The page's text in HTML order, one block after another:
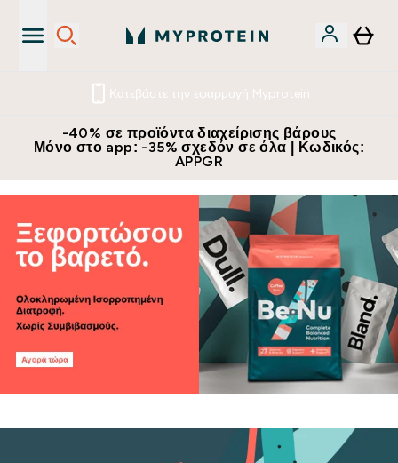
Κατεβάστε την εφαρμογή Myprotein
-40% σε προϊόντα διαχείρισης βάρους
Μόνο στο app: -35% σχεδόν σε όλα | Κωδικός:
APPGR